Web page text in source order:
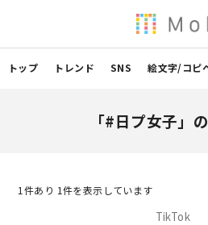
トップ トレンド SNS 絵文字/コピ
「#日プ女子」
1 件あり 1件を表示しています
TikTok